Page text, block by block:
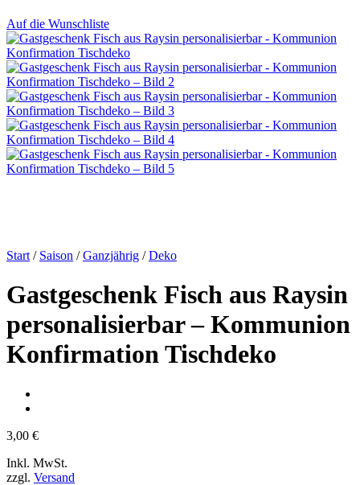
Auf die Wunschliste
Start / Saison / Ganzjährig / Deko
Gastgeschenk Fisch aus Raysin
personalisierbar – Kommunion
Konfirmation Tischdeko
3,00 €
Inkl. MwSt.
zzgl. Versand